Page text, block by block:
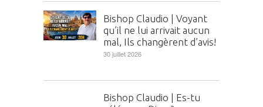
Bishop Claudio | Voyant
qu’il ne lui arrivait aucun
mal, Ils changèrent d’avis!
30 juillet 2026
Bishop Claudio | Es-tu